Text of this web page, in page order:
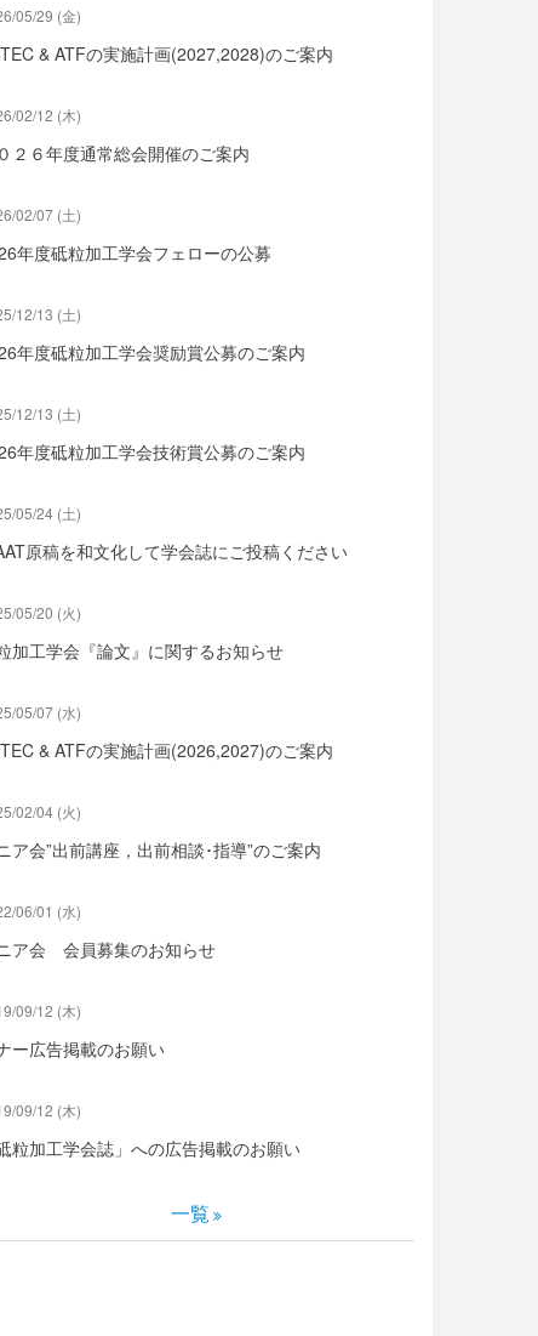
05/29 (金)
& ATFの実施計画(2027,2028)のご案内
02/12 (木)
２６年度通常総会開催のご案内
02/07 (土)
年度砥粒加工学会フェローの公募
12/13 (土)
年度砥粒加工学会奨励賞公募のご案内
12/13 (土)
年度砥粒加工学会技術賞公募のご案内
05/24 (土)
原稿を和文化して学会誌にご投稿ください
05/20 (火)
加工学会『論文』に関するお知らせ
05/07 (水)
& ATFの実施計画(2026,2027)のご案内
02/04 (火)
ア会”出前講座，出前相談･指導”のご案内
06/01 (水)
ア会 会員募集のお知らせ
09/12 (木)
ー広告掲載のお願い
09/12 (木)
砥粒加工学会誌」への広告掲載のお願い
一覧